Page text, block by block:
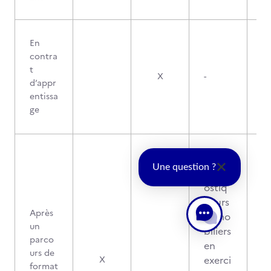
En
contra
t
d’appr
entissa
ge
X -
Après
un
parco
urs de
format
X
diagn
ostiq
ueurs
immo
biliers
en
exerci
Une question ?